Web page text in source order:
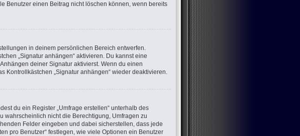
Benutzer einen Beitrag nicht löschen können, wenn bereits
in deinem persönlichen Bereich entwerfen.
„Signatur anhängen“ aktivieren. Du kannst eine
deiner Signatur aktivierst. Wenn du einen
Kontrollkästchen „Signatur anhängen“ wieder deaktivieren.
du ein Register „Umfrage erstellen“ unterhalb des
wahrscheinlich nicht die Berechtigung, Umfragen zu
Felder eingeben und dabei sicherstellen, dass jede
pro Benutzer“ festlegen, wie viele Optionen ein Benutzer